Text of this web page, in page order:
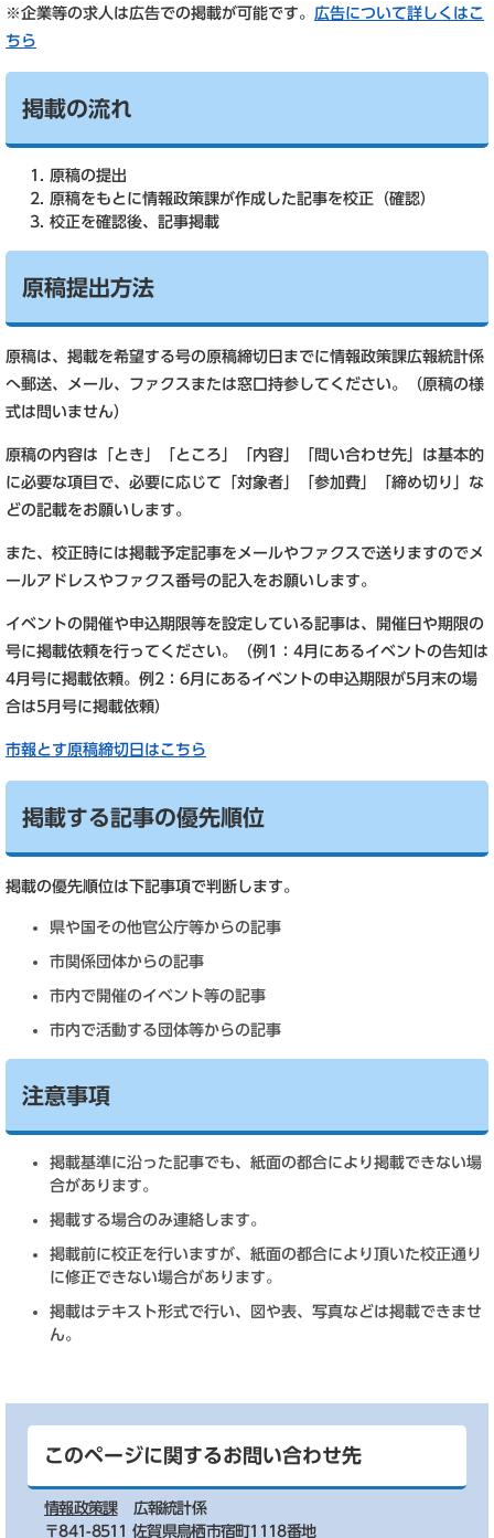
※企業等の求人は広告での掲載が可能です。 広告について詳しくはこ
ちら
掲載の流れ
原稿の提出
原稿をもとに情報政策課が作成した記事を校正（確認）
校正を確認後、記事掲載
原稿提出方法
原稿は、掲載を希望する号の原稿締切日までに情報政策課広報統計係
へ郵送、メール、ファクスまたは窓口持参してください。（原稿の様
式は問いません）
原稿の内容は「とき」「ところ」「内容」「問い合わせ先」は基本的
に必要な項目で、必要に応じて「対象者」「参加費」「締め切り」な
どの記載をお願いします。
また、校正時には掲載予定記事をメールやファクスで送りますのでメ
ールアドレスやファクス番号の記入をお願いします。
イベントの開催や申込期限等を設定している記事は、開催日や期限の
号に掲載依頼を行ってください。（例1：4月にあるイベントの告知は
4月号に掲載依頼。例2：6月にあるイベントの申込期限が5月末の場
合は5月号に掲載依頼）
市報とす原稿締切日はこちら
掲載する記事の優先順位
掲載の優先順位は下記事項で判断します。
県や国その他官公庁等からの記事
市関係団体からの記事
市内で開催のイベント等の記事
市内で活動する団体等からの記事
注意事項
掲載基準に沿った記事でも、紙面の都合により掲載できない場
合があります。
掲載する場合のみ連絡します。
掲載前に校正を行いますが、紙面の都合により頂いた校正通り
に修正できない場合があります。
掲載はテキスト形式で行い、図や表、写真などは掲載できませ
ん。
このページに関するお問い合わせ先
情報政策課
広報統計係
〒841-8511 佐賀県鳥栖市宿町1118番地